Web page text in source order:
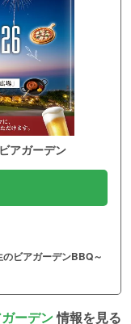
アガーデン
ビアガーデンBBQ～
ーデン情報を見る